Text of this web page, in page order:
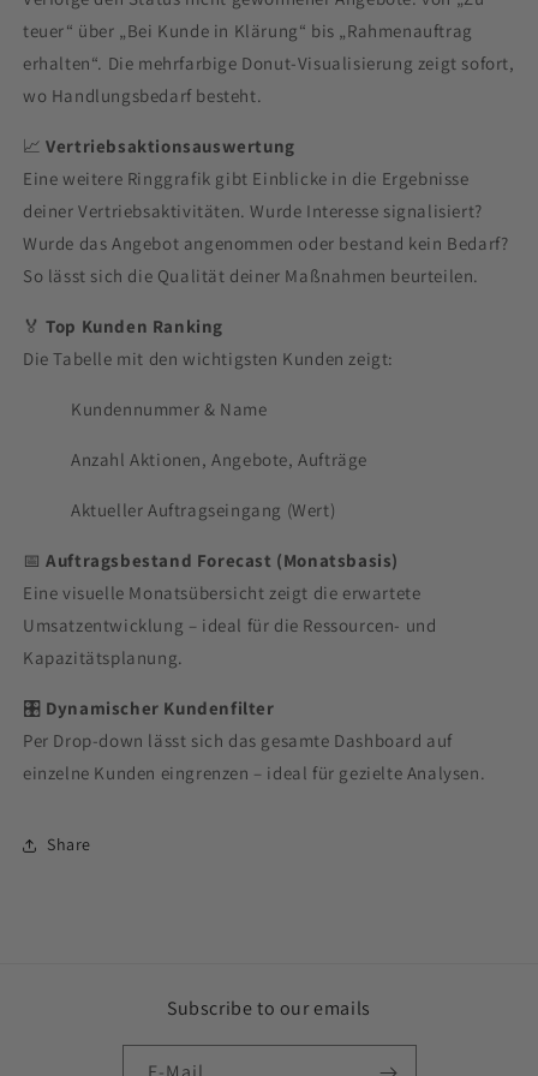
teuer“ über „Bei Kunde in Klärung“ bis „Rahmenauftrag
erhalten“. Die mehrfarbige Donut-Visualisierung zeigt sofort,
wo Handlungsbedarf besteht.
📈Vertriebsaktionsauswertung
Eine weitere Ringgrafik gibt Einblicke in die Ergebnisse
deiner Vertriebsaktivitäten. Wurde Interesse signalisiert?
Wurde das Angebot angenommen oder bestand kein Bedarf?
So lässt sich die Qualität deiner Maßnahmen beurteilen.
🏅Top Kunden Ranking
Die Tabelle mit den wichtigsten Kunden zeigt:
Kundennummer & Name
Anzahl Aktionen, Angebote, Aufträge
Aktueller Auftragseingang (Wert)
📅Auftragsbestand Forecast (Monatsbasis)
Eine visuelle Monatsübersicht zeigt die erwartete
Umsatzentwicklung – ideal für die Ressourcen- und
Kapazitätsplanung.
🎛️ Dynamischer Kundenfilter
Per Drop-down lässt sich das gesamte Dashboard auf
einzelne Kunden eingrenzen – ideal für gezielte Analysen.
Share
Subscribe to our emails